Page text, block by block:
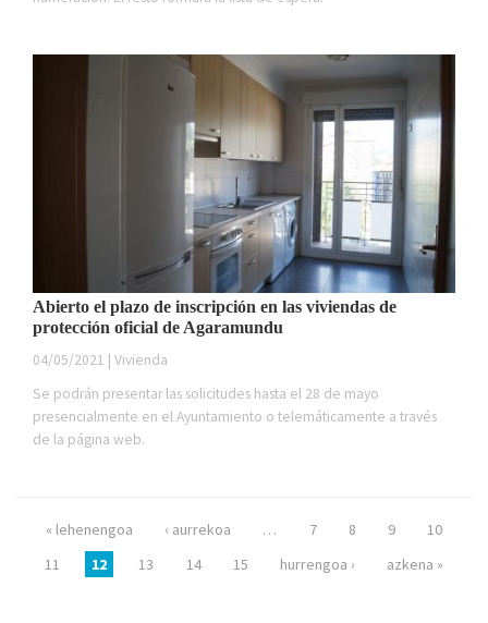
Abierto el plazo de inscripción en las viviendas de
protección oficial de Agaramundu
04/05/2021 | Vivienda
Se podrán presentar las solicitudes hasta el 28 de mayo
presencialmente en el Ayuntamiento o telemáticamente a través
de la página web.
Páginas
« lehenengoa ‹ aurrekoa … 7 8 9
10
11
12 13 14 15 hurrengoa › azkena »